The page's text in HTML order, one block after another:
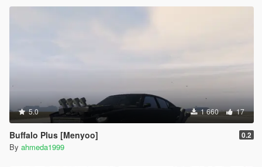
5.0 1 660 17
Buffalo Plus [Menyoo] 0.2
By ahmeda1999